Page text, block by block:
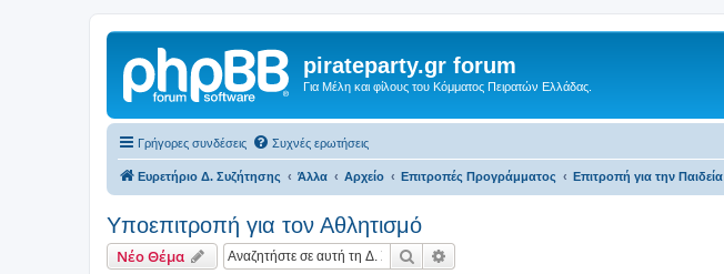
pirateparty.gr forum
Για Μέλη και φίλους του Κόμματος Πειρατών Ελλάδας.
Γρήγορες συνδέσεις Συχνές ερωτήσεις
Ευρετήριο Δ. Συζήτησης Άλλα Αρχείο Επιτροπές Προγράμματος Επιτροπή για την Παιδεία
Υποεπιτροπή για τον Αθλητισμό
Νέο Θέμα Αναζήτηση